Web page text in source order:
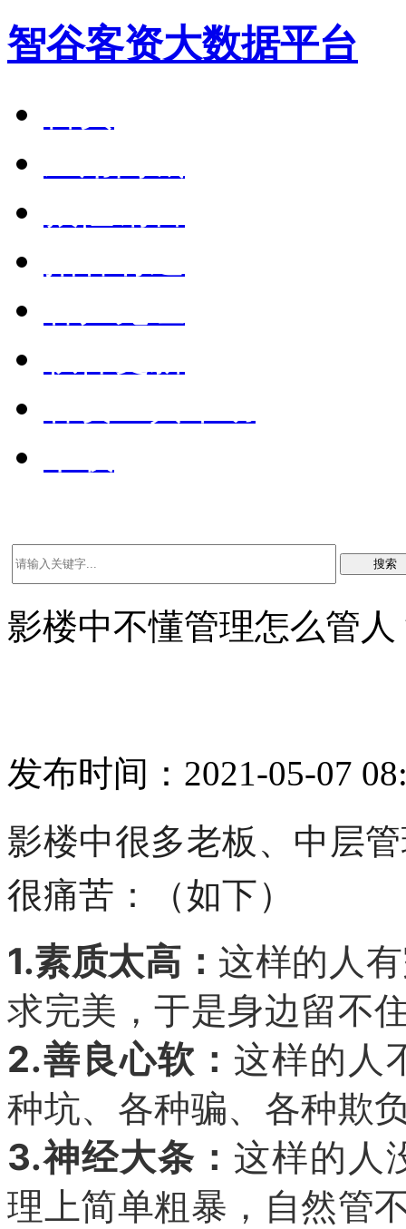
智谷客资大数据平台
搜索
影楼中不懂管理怎么管
发布时间：2021-05-07
影楼中很多老板、中层
很痛苦：（如下）
1.素质太高： 这样的人
求完美，于是身边留不
2.善良心软： 这样的人
种坑、各种骗、各种欺
3.神经大条： 这样的人
理上简单粗暴，自然管